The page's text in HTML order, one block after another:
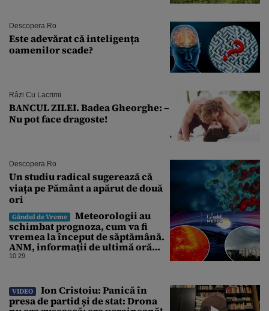
Descopera.ro
Este adevărat că inteligența
oamenilor scade?
Râzi Cu Lacrimi
BANCUL ZILEI. Badea Gheorghe: –
Nu pot face dragoste!
Descopera.ro
Un studiu radical sugerează că
viața pe Pământ a apărut de două
ori
Gândul de Vreme
Meteorologii au
schimbat prognoza, cum va fi
vremea la început de săptămână.
ANM, informații de ultimă oră
pentru Gândul
10:29
VIDEO
Ion Cristoiu: Panică în
presa de partid și de stat: Drona